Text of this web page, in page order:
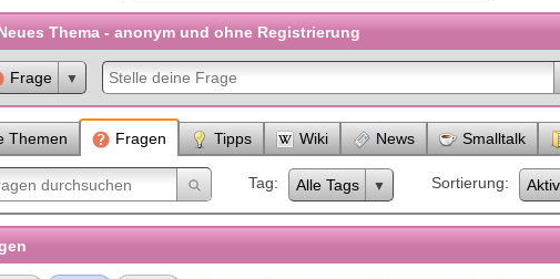
Thema - anonym und ohne Registrierung
Frage
Themen Fragen Tipps Wiki News Smalltalk
Tag Alle Tags Sortierung Aktiv